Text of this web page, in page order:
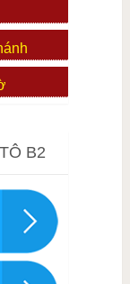
B2